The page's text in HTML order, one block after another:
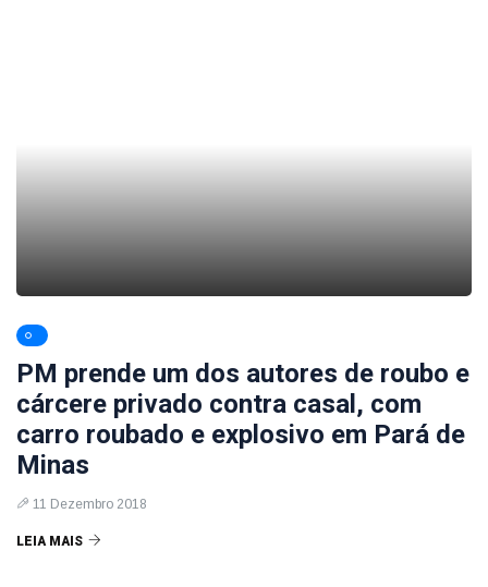
PM prende um dos autores de roubo e
cárcere privado contra casal, com
carro roubado e explosivo em Pará de
Minas
11 Dezembro 2018
LEIA MAIS